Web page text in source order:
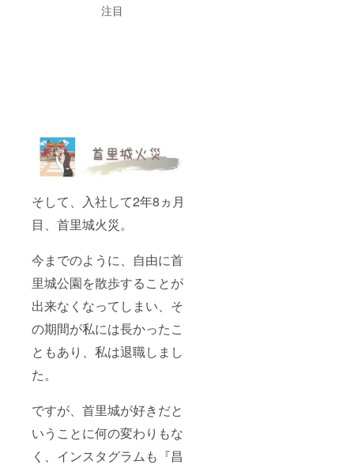
注目
そして、入社して2年8ヵ月
目、首里城火災。
今までのように、自由に首
里城公園を散歩することが
出来なくなってしまい、そ
の期間が私には長かったこ
ともあり、私は退職しまし
た。
ですが、首里城が好きだと
いうことに何の変わりもな
く、インスタグラムも『昌